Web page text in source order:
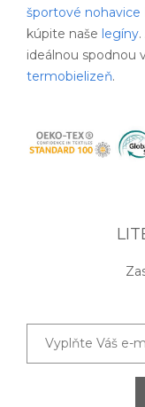
športové nohavice
kúpite naše legíny
ideálnou spodnou
termobielizeň.